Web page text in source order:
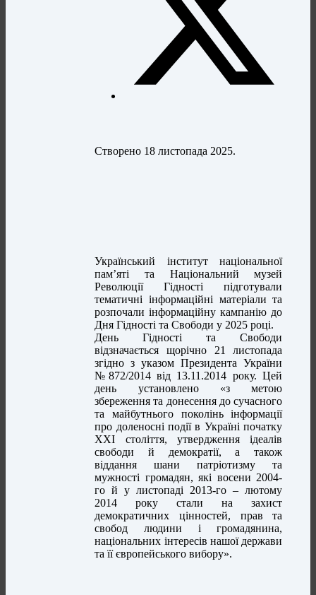
Створено 18 листопада 2025.
Український інститут національної
пам’яті та Національний музей
Революції Гідності підготували
тематичні інформаційні матеріали та
розпочали інформаційну кампанію до
Дня Гідності та Свободи у 2025 році.
День Гідності та Свободи
відзначається щорічно 21 листопада
згідно з указом Президента України
№872/2014 від 13.11.2014 року. Цей
день установлено «з метою
збереження та донесення до сучасного
та майбутнього поколінь інформації
про доленосні події в Україні початку
ХХІ століття, утвердження ідеалів
свободи й демократії, а також
віддання шани патріотизму та
мужності громадян, які восени 2004-
го й у листопаді 2013-го – лютому
2014 року стали на захист
демократичних цінностей, прав та
свобод людини і громадянина,
національних інтересів нашої держави
та її європейського вибору».